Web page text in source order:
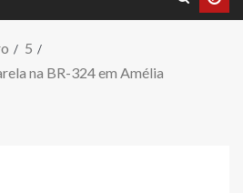
5
na BR-324 em Amélia